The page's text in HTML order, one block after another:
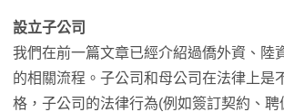
設立子公司
我們在前一篇文章已經介紹過僑外資、陸
的相關流程。子公司和母公司在法律上是
格，子公司的法律行為(例如簽訂契約、聘